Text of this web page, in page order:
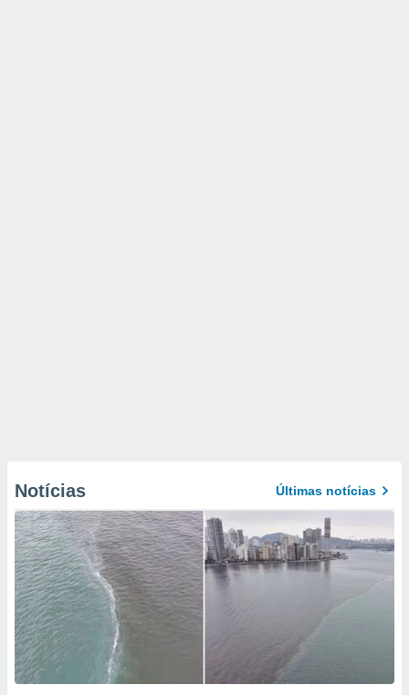
Notícias Últimas notícias